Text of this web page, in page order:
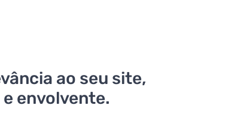
ao seu site,
envolvente.